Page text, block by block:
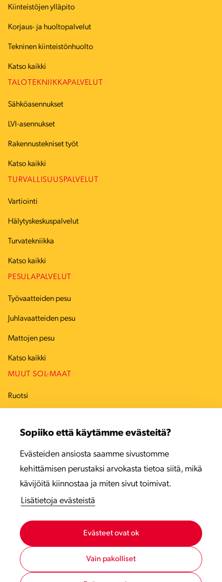
Sopiiko että käytämme evästeitä?
Evästeiden ansiosta saamme sivustomme
kehittämisen perustaksi arvokasta tietoa siitä, mikä
kävijöitä kiinnostaa ja miten sivut toimivat.
Lisätietoja evästeistä
Evästeet ovat ok
Vain pakolliset
Kiinteistöjen ylläpito
Korjaus- ja huoltopalvelut
Tekninen kiinteistönhuolto
Katso kaikki
TALOTEKNIIKKAPALVELUT
Sähköasennukset
LVI-asennukset
Rakennustekniset työt
Katso kaikki
TURVALLISUUSPALVELUT
Vartiointi
Hälytyskeskuspalvelut
Turvatekniikka
Katso kaikki
PESULAPALVELUT
Työvaatteiden pesu
Juhlavaatteiden pesu
Mattojen pesu
Katso kaikki
MUUT SOL-MAAT
Ruotsi
Viro
Latvia